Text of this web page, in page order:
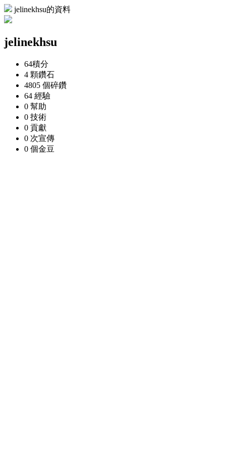
jelinekhsu的資料
jelinekhsu
64積分
4 顆鑽石
4805 個碎鑽
64 經驗
0 幫助
0 技術
0 貢獻
0 次宣傳
0 個金豆